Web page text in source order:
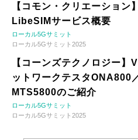
【コモン・クリエーション
LibeSIMサービス概要
ローカル5Gサミット
ローカル5Gサミット2025
【コーンズテクノロジー
ットワークテスタONA800
MTS5800のご紹介
ローカル5Gサミット
ローカル5Gサミット2025